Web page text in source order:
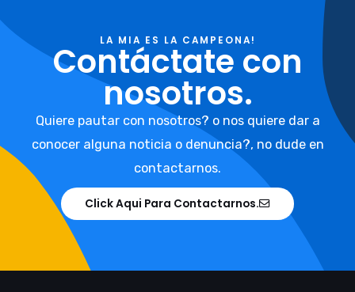
LA MIA ES LA CAMPEONA!
Contáctate con
nosotros.
Quiere pautar con nosotros? o nos quiere dar a
conocer alguna noticia o denuncia?, no dude en
contactarnos.
Click Aqui Para Contactarnos.